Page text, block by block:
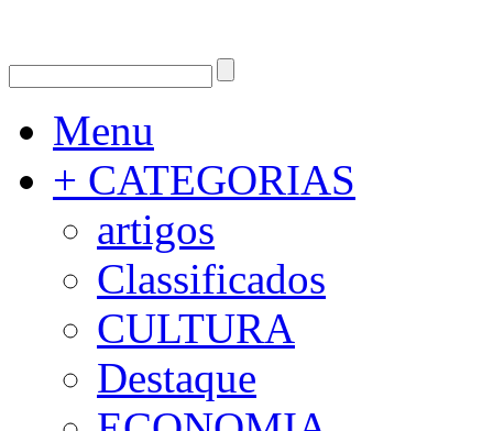
Menu
+ CATEGORIAS
artigos
Classificados
CULTURA
Destaque